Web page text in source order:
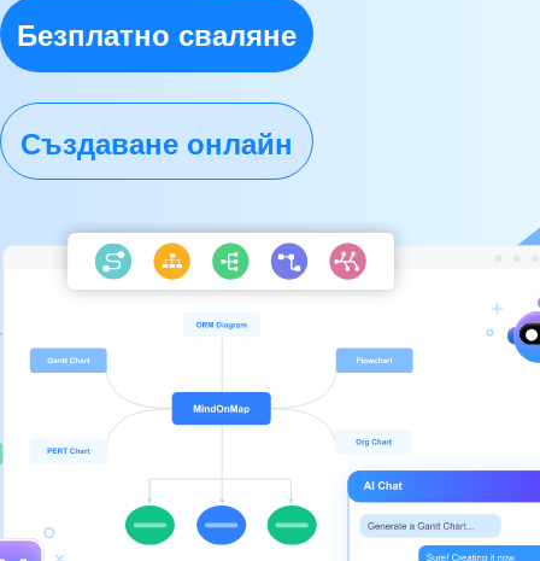
Безплатно сваляне
Създаване онлайн